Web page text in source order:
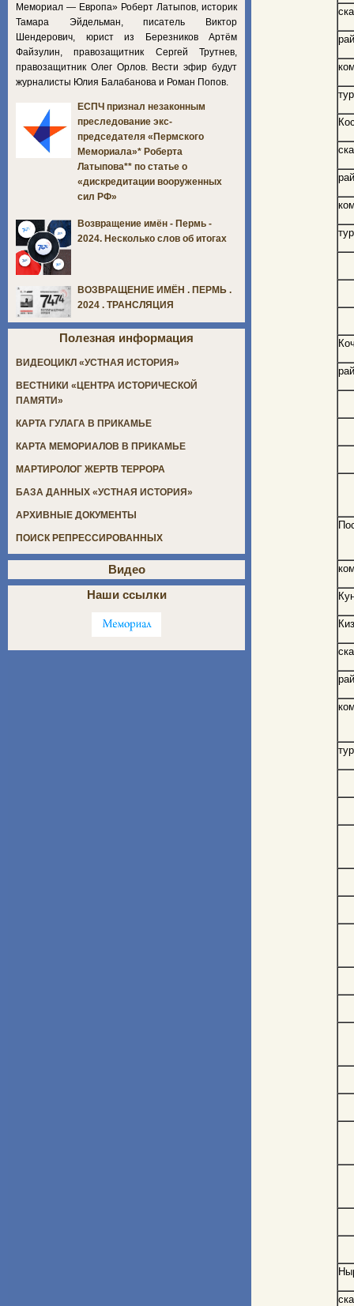
Мемориал — Европа» Роберт Латыпов, историк
Тамара Эйдельман, писатель Виктор
Шендерович, юрист из Березников Артём
Файзулин, правозащитник Сергей Трутнев,
правозащитник Олег Орлов. Вести эфир будут
журналисты Юлия Балабанова и Роман Попов.
ЕСПЧ признал незаконным
преследование экс-
председателя «Пермского
Мемориала»* Роберта
Латыпова** по статье о
«дискредитации вооруженных
сил РФ»
Возвращение имён - Пермь -
2024. Несколько слов об итогах
ВОЗВРАЩЕНИЕ ИМЁН . ПЕРМЬ .
2024 . ТРАНСЛЯЦИЯ
Полезная информация
ВИДЕОЦИКЛ «УСТНАЯ ИСТОРИЯ»
ВЕСТНИКИ «ЦЕНТРА ИСТОРИЧЕСКОЙ
ПАМЯТИ»
КАРТА ГУЛАГА В ПРИКАМЬЕ
КАРТА МЕМОРИАЛОВ В ПРИКАМЬЕ
МАРТИРОЛОГ ЖЕРТВ ТЕРРОРА
БАЗА ДАННЫХ «УСТНАЯ ИСТОРИЯ»
АРХИВНЫЕ ДОКУМЕНТЫ
ПОИСК РЕПРЕССИРОВАННЫХ
Видео
Наши ссылки